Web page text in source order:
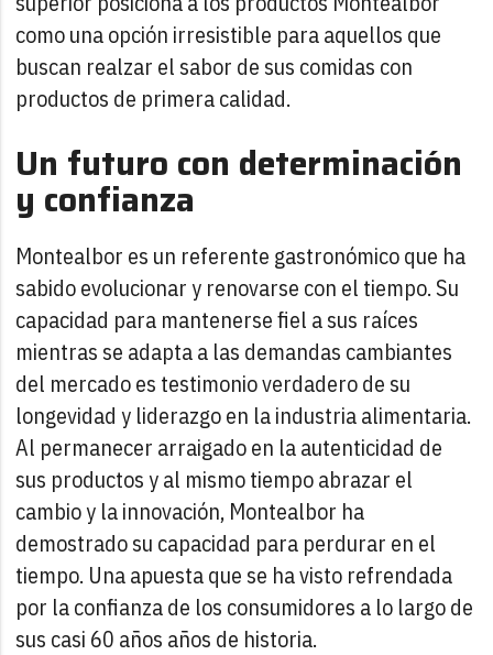
como una opción irresistible para aquellos que
buscan realzar el sabor de sus comidas con
productos de primera calidad.
Un futuro con determinación
y confianza
Montealbor es un referente gastronómico que ha
sabido evolucionar y renovarse con el tiempo. Su
capacidad para mantenerse fiel a sus raíces
mientras se adapta a las demandas cambiantes
del mercado es testimonio verdadero de su
longevidad y liderazgo en la industria alimentaria.
Al permanecer arraigado en la autenticidad de
sus productos y al mismo tiempo abrazar el
cambio y la innovación, Montealbor ha
demostrado su capacidad para perdurar en el
tiempo. Una apuesta que se ha visto refrendada
por la confianza de los consumidores a lo largo de
sus casi 60 años años de historia.